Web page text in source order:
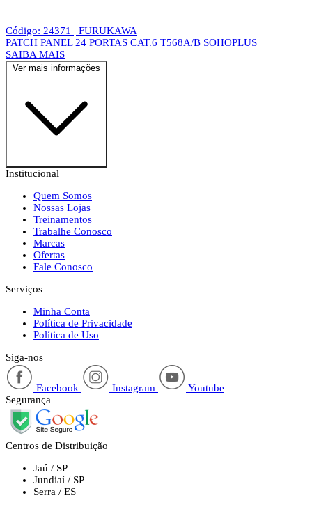
Código: 24371 | FURUKAWA
PATCH PANEL 24 PORTAS CAT.6 T568A/B SOHOPLUS
SAIBA MAIS
Ver mais informações
Institucional
Quem Somos
Nossas Lojas
Treinamentos
Trabalhe Conosco
Marcas
Ofertas
Fale Conosco
Serviços
Minha Conta
Política de Privacidade
Política de Uso
Siga-nos
Facebook Instagram
Youtube
Segurança
Centros de Distribuição
Jaú / SP
Jundiaí / SP
Serra / ES